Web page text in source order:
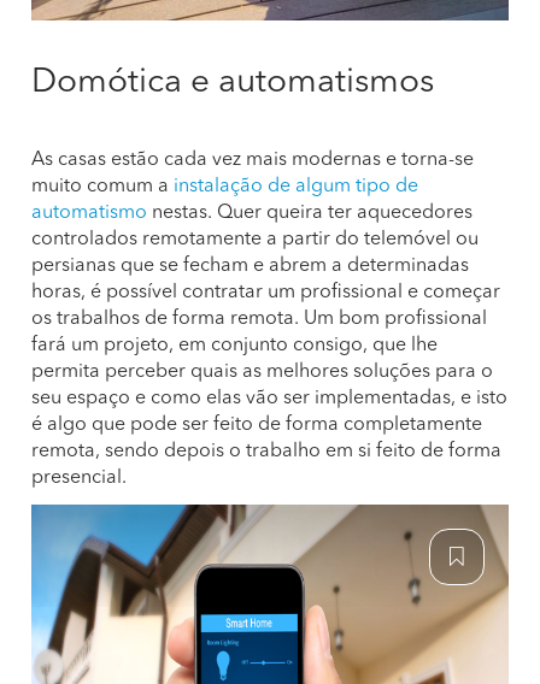
Domótica e automatismos
As casas estão cada vez mais modernas e torna-se
muito comum a instalação de algum tipo de
automatismo nestas. Quer queira ter aquecedores
controlados remotamente a partir do telemóvel ou
persianas que se fecham e abrem a determinadas
horas, é possível contratar um profissional e começar
os trabalhos de forma remota. Um bom profissional
fará um projeto, em conjunto consigo, que lhe
permita perceber quais as melhores soluções para o
seu espaço e como elas vão ser implementadas, e isto
é algo que pode ser feito de forma completamente
remota, sendo depois o trabalho em si feito de forma
presencial.